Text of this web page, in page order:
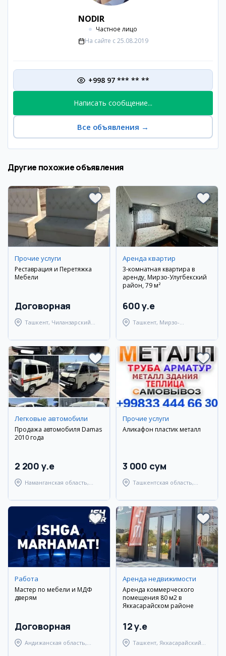
NODIR
Частное лицо
На сайте с 25.08.2019
+998 97 *** ** **
Написать сообщение...
Все объявления →
Другие похожие объявления
Прочие услуги
Реставрация и Перетяжка
Мебели
Договорная
Ташкент, Чиланзарский
Аренда квартир
3-комнатная квартира в
аренду, Мирзо-Улугбекский
район, 79 м²
600 y.e
Ташкент, Мирзо-
Легковые автомобили
Продажа автомобиля Damas
2010 года
2 200 y.e
Наманганская область,
Прочие услуги
Аликафон пластик металл
3 000 сум
Ташкентская область,
Работа
Мастер по мебели и МДФ
дверям
Договорная
Андижанская область,
Аренда недвижимости
Аренда коммерческого
помещения 80 м2 в
Яккасарайском районе
12 y.e
Ташкент, Яккасарайский